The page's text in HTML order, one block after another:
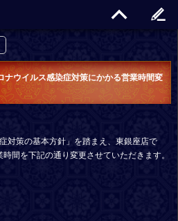
ナウイルス感染症対策にかかる営業時間変
対策の基本方針」を踏まえ、東銀座店で
間を下記の通り変更させていただきます。